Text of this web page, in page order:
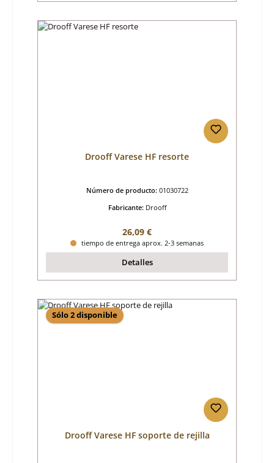
Drooff Varese HF resorte
Número de producto: 01030722
Fabricante: Drooff
Precio normal:
26,09 €
tiempo de entrega aprox. 2-3 semanas
Detalles
Sólo 2 disponible
Drooff Varese HF soporte de rejilla